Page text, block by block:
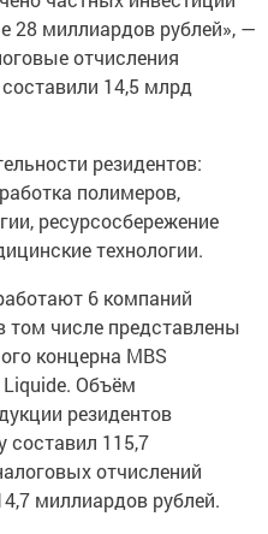
28 миллиардов рублей», —
отчисления
14,5 млрд
резидентов:
полимеров,
ресурсосбережение
технологии.
6 компаний
числе представлены
концерна MBS
Объём
резидентов
составил 115,7
отчислений
миллиардов рублей.